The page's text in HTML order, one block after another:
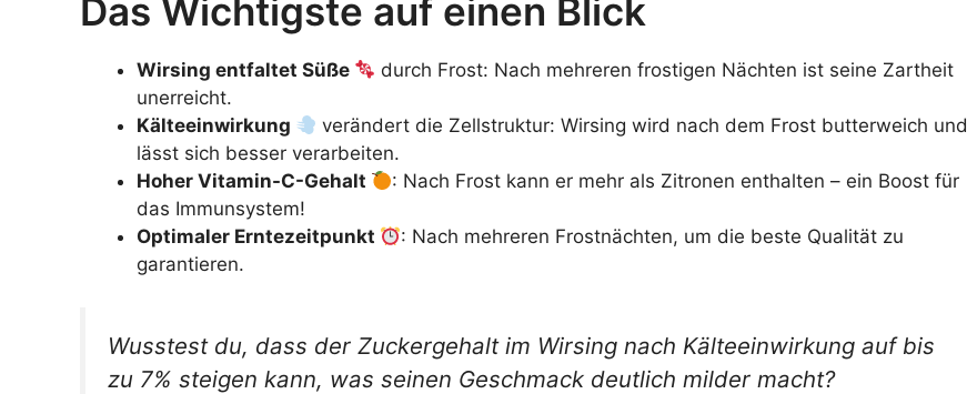
Das Wichtigste auf einen Blick
Wirsing entfaltet Süße
durch Frost: Nach mehreren frostigen Nächten ist seine Zartheit
unerreicht.
Kälteeinwirkung
verändert die Zellstruktur: Wirsing wird nach dem Frost butterweich und
lässt sich besser verarbeiten.
Hoher Vitamin-C-Gehalt
: Nach Frost kann er mehr als Zitronen enthalten – ein Boost für
das Immunsystem!
Optimaler Erntezeitpunkt
: Nach mehreren Frostnächten, um die beste Qualität zu
garantieren.
Wusstest du, dass der Zuckergehalt im Wirsing nach Kälteeinwirkung auf bis
zu 7% steigen kann, was seinen Geschmack deutlich milder macht?